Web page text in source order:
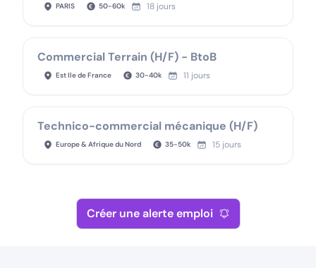
PARIS 50-60k 18 jours
Commercial Terrain (H/F) - BtoB
Est Ile de France 30-40k 11 jours
Technico-commercial mécanique (H/F)
Europe & Afrique du Nord 35-50k 15 jours
Créer une alerte emploi